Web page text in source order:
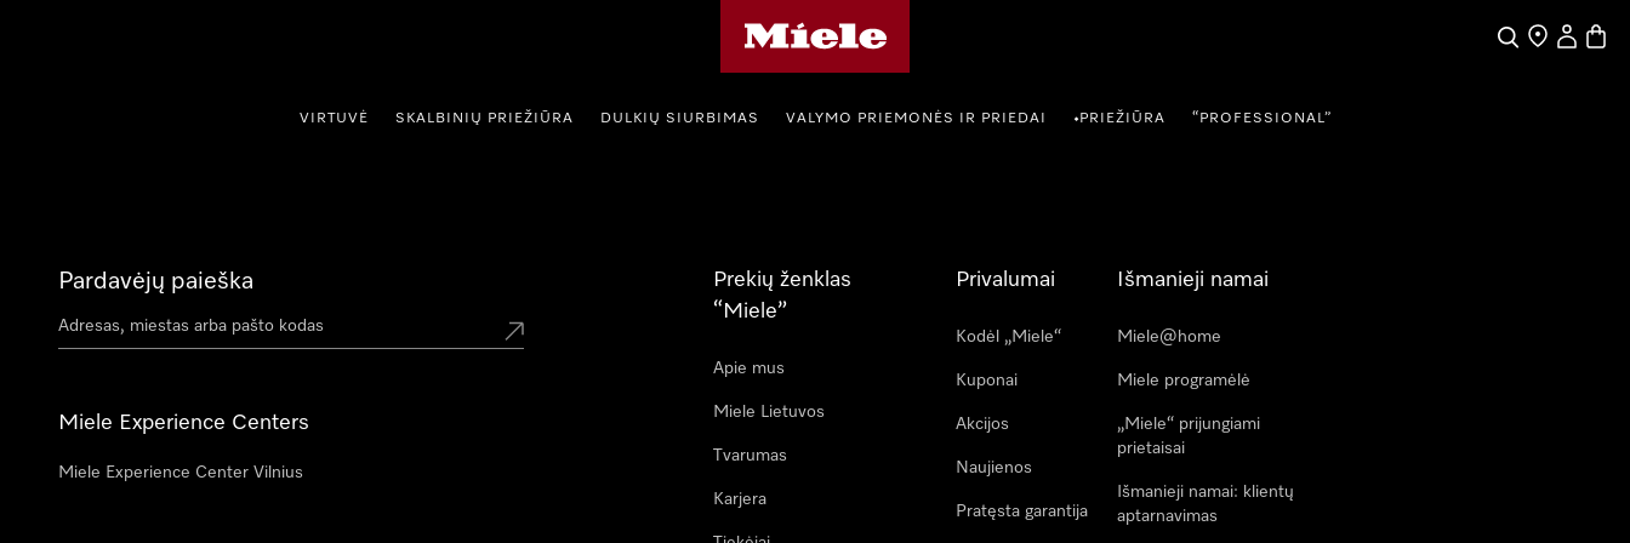
PaieškaPardavėjų
VIRTUVĖ SKALBINIŲ PRIEŽIŪRA DULKIŲ SIURBIMAS VALYMO PRIEMONĖS IR PRIEDAI •PRIEŽIŪRA “PROFESSIONAL”
Pardavėjų paieška
Miele Experience Centers
Miele Experience Center Vilnius
Prekių ženklas
“Miele”
Apie mus
Miele Lietuvos
Tvarumas
Karjera
Privalumai
Kodėl „Miele“
Kuponai
Akcijos
Naujienos
Pratęsta garantija
Išmanieji namai
Miele@home
Miele programėlė
„Miele“ prijungiami
prietaisai
Išmanieji namai: klientų
aptarnavimas